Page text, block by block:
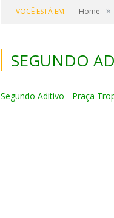
VOCÊ ESTÁ EM: Home »
SEGUNDO
Segundo Aditivo - Praça